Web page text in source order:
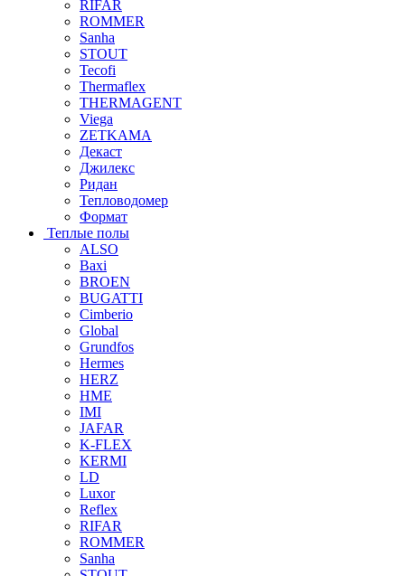
RIFAR
ROMMER
Sanha
STOUT
Tecofi
Thermaflex
THERMAGENT
Viega
ZETKAMA
Декаст
Джилекс
Ридан
Тепловодомер
Формат
Теплые полы
ALSO
Baxi
BROEN
BUGATTI
Cimberio
Global
Grundfos
Hermes
HERZ
HME
IMI
JAFAR
K-FLEX
KERMI
LD
Luxor
Reflex
RIFAR
ROMMER
Sanha